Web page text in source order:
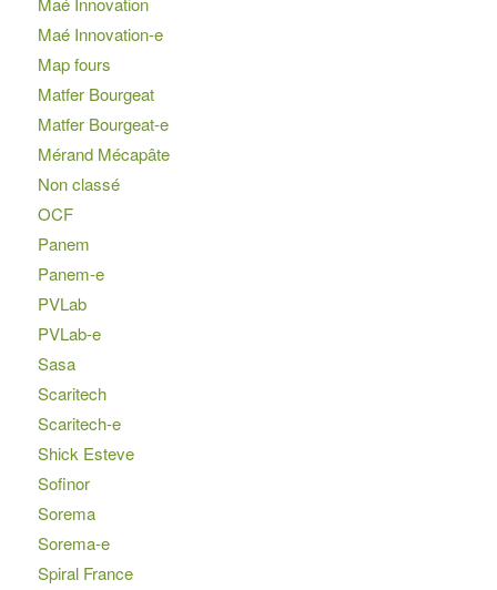
Maé Innovation-e
Map fours
Matfer Bourgeat
Matfer Bourgeat-e
Mérand Mécapâte
Non classé
OCF
Panem
Panem-e
PVLab
PVLab-e
Sasa
Scaritech
Scaritech-e
Shick Esteve
Sofinor
Sorema
Sorema-e
Spiral France